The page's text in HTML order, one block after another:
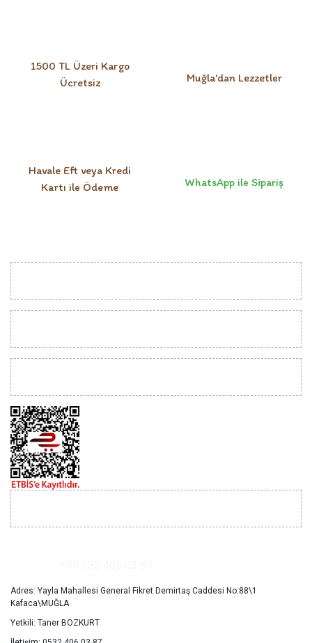
1500 TL Üzeri Kargo
Ücretsiz
Muğla'dan Lezzetler
Havale Eft veya Kredi
Kartı ile Ödeme
WhatsApp ile Sipariş
Adres: Yayla Mahallesi General Fikret Demirtaş Caddesi No:88\1
Kafaca\MUĞLA
Yetkili: Taner BOZKURT